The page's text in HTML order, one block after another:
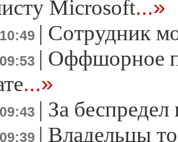
Microsoft...»
| Сотрудник
| Оффшорное
...»
| За беспредел
| Владельцы